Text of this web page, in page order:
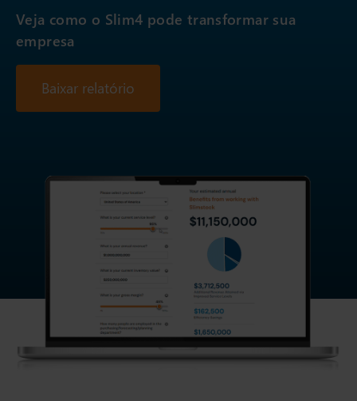
Veja como o Slim4 pode transformar sua
empresa
Baixar relatório